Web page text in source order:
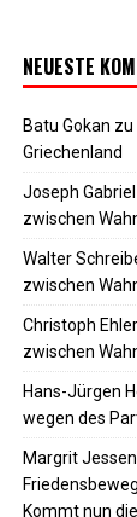
NEUESTE
Batu Gokan zu
Griechenland
Joseph
zwischen
Walter
zwischen
Christoph
zwischen
Hans-Jürgen
wegen des
Margrit Jessen
Kommt nun